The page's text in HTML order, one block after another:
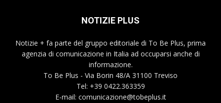
NOTIZIE PLUS
Notizie + fa parte del gruppo editoriale di To Be Plus, prima
agenzia di comunicazione in Italia ad occuparsi anche di
informazione.
To Be Plus - Via Borin 48/A 31100 Treviso
Tel: +39 0422.363359
E-mail: comunicazione@tobeplus.it